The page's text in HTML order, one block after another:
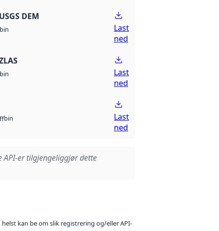
DEM
bin
Last
ned
bin
Last
ned
bin
Last
ned
API-er tilgjengeliggjør dette
kan be om slik registrering og/eller API-